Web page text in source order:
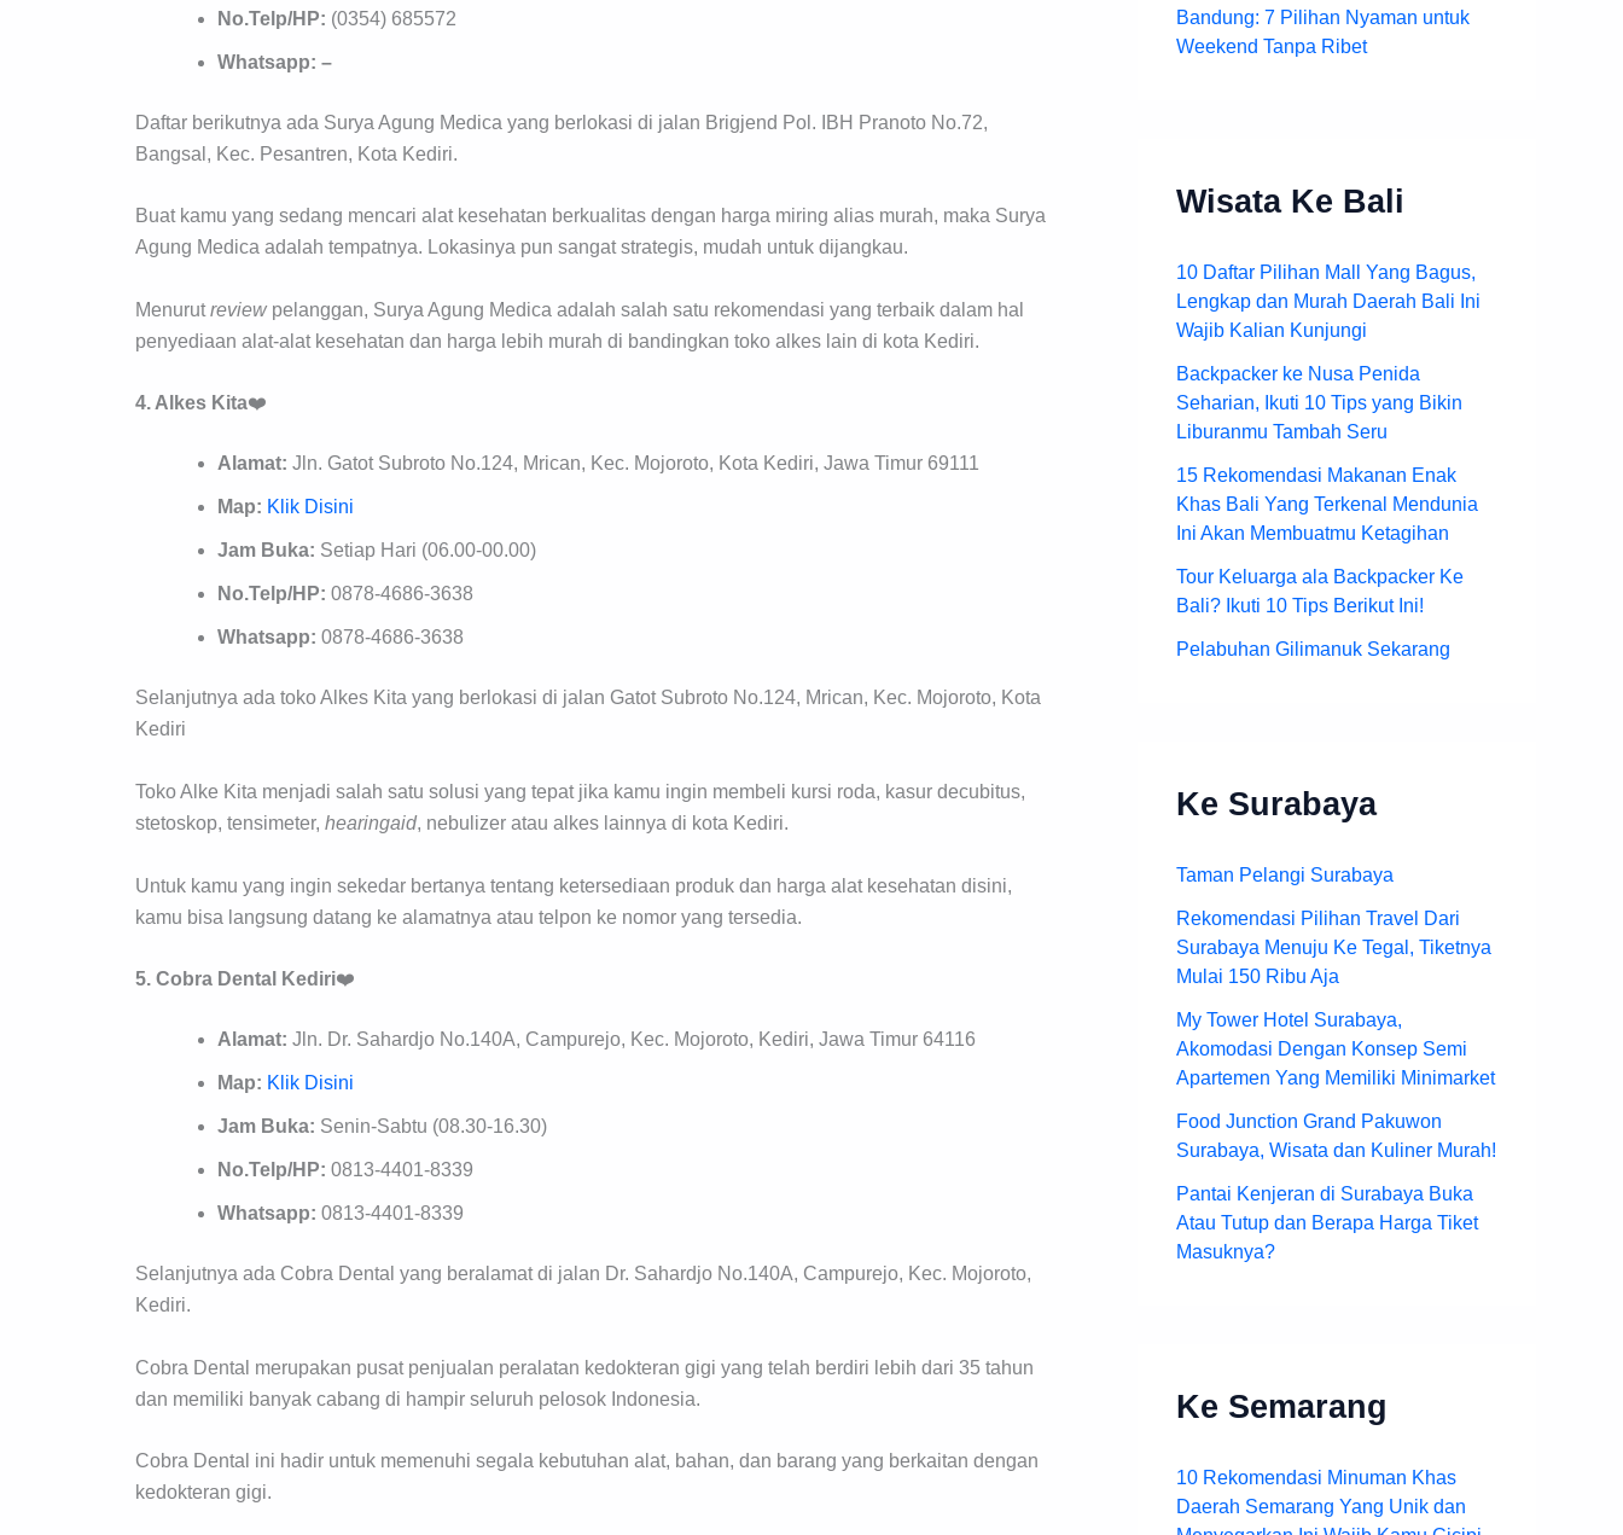
No.Telp/HP: (0354) 685572
Whatsapp: –
Daftar berikutnya ada Surya Agung Medica yang berlokasi di jalan Brigjend Pol. IBH Pranoto No.72,
Bangsal, Kec. Pesantren, Kota Kediri.
Buat kamu yang sedang mencari alat kesehatan berkualitas dengan harga miring alias murah, maka Surya
Agung Medica adalah tempatnya. Lokasinya pun sangat strategis, mudah untuk dijangkau.
Menurutreviewpelanggan, Surya Agung Medica adalah salah satu rekomendasi yang terbaik dalam hal
penyediaan alat-alat kesehatan dan harga lebih murah di bandingkan toko alkes lain di kota Kediri.
4. Alkes Kita❤️
Alamat: Jln. Gatot Subroto No.124, Mrican, Kec. Mojoroto, Kota Kediri, Jawa Timur 69111
Map: Klik Disini
Jam Buka: Setiap Hari (06.00-00.00)
No.Telp/HP: 0878-4686-3638
Whatsapp: 0878-4686-3638
Selanjutnya ada toko Alkes Kita yang berlokasi di jalan Gatot Subroto No.124, Mrican, Kec. Mojoroto, Kota
Kediri
Toko Alke Kita menjadi salah satu solusi yang tepat jika kamu ingin membeli kursi roda, kasur decubitus,
stetoskop, tensimeter, hearingaid, nebulizer atau alkes lainnya di kota Kediri.
Untuk kamu yang ingin sekedar bertanya tentang ketersediaan produk dan harga alat kesehatan disini,
kamu bisa langsung datang ke alamatnya atau telpon ke nomor yang tersedia.
5. Cobra Dental Kediri❤️
Alamat: Jln. Dr. Sahardjo No.140A, Campurejo, Kec. Mojoroto, Kediri, Jawa Timur 64116
Map: Klik Disini
Jam Buka: Senin-Sabtu (08.30-16.30)
No.Telp/HP: 0813-4401-8339
Whatsapp: 0813-4401-8339
Selanjutnya ada Cobra Dental yang beralamat di jalan Dr. Sahardjo No.140A, Campurejo, Kec. Mojoroto,
Kediri.
Cobra Dental merupakan pusat penjualan peralatan kedokteran gigi yang telah berdiri lebih dari 35 tahun
dan memiliki banyak cabang di hampir seluruh pelosok Indonesia.
Cobra Dental ini hadir untuk memenuhi segala kebutuhan alat, bahan, dan barang yang berkaitan dengan
kedokteran gigi.
Bandung: 7 Pilihan Nyaman untuk
Weekend Tanpa Ribet
Wisata Ke Bali
10 Daftar Pilihan Mall Yang Bagus,
Lengkap dan Murah Daerah Bali Ini
Wajib Kalian Kunjungi
Backpacker ke Nusa Penida
Seharian, Ikuti 10 Tips yang Bikin
Liburanmu Tambah Seru
15 Rekomendasi Makanan Enak
Khas Bali Yang Terkenal Mendunia
Ini Akan Membuatmu Ketagihan
Tour Keluarga ala Backpacker Ke
Bali? Ikuti 10 Tips Berikut Ini!
Pelabuhan Gilimanuk Sekarang
Ke Surabaya
Taman Pelangi Surabaya
Rekomendasi Pilihan Travel Dari
Surabaya Menuju Ke Tegal, Tiketnya
Mulai 150 Ribu Aja
My Tower Hotel Surabaya,
Akomodasi Dengan Konsep Semi
Apartemen Yang Memiliki Minimarket
Food Junction Grand Pakuwon
Surabaya, Wisata dan Kuliner Murah!
Pantai Kenjeran di Surabaya Buka
Atau Tutup dan Berapa Harga Tiket
Masuknya?
Ke Semarang
10 Rekomendasi Minuman Khas
Daerah Semarang Yang Unik dan